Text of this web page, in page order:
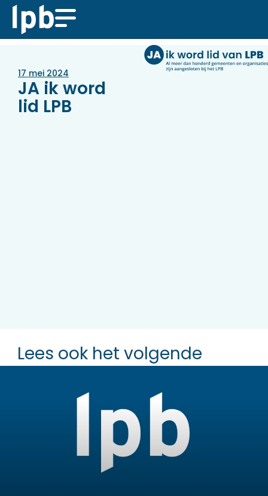
17 mei 2024
JA ik word
lid LPB
Lees ook het volgende